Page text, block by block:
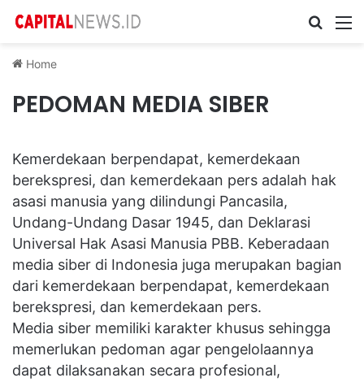
Cari ...
Home
PEDOMAN MEDIA SIBER
Kemerdekaan berpendapat, kemerdekaan
berekspresi, dan kemerdekaan pers adalah hak
asasi manusia yang dilindungi Pancasila,
Undang-Undang Dasar 1945, dan Deklarasi
Universal Hak Asasi Manusia PBB. Keberadaan
media siber di Indonesia juga merupakan bagian
dari kemerdekaan berpendapat, kemerdekaan
berekspresi, dan kemerdekaan pers.
Media siber memiliki karakter khusus sehingga
memerlukan pedoman agar pengelolaannya
dapat dilaksanakan secara profesional,